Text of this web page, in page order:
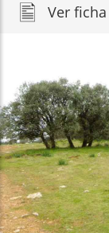
Ver ficha